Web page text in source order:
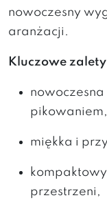
nowoczesny
aranżacji.
Kluczowe
pikowaniem,
miękka i
przestrzeni,